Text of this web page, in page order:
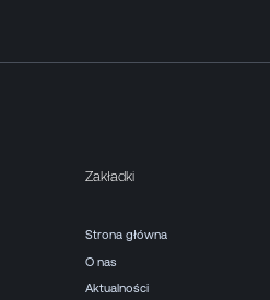
Zakładki
Strona główna
O nas
Aktualności